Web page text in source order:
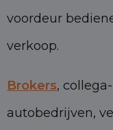
voordeur
verkoop.
Brokers,
autobedrijven,